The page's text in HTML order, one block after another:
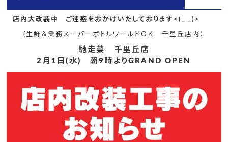
店内大改装中 ご迷惑をおかけいたしております<(_ _)>
(生鮮＆業務スーパーボトルワールドＯＫ 千里丘店内）
馳走菜 千里丘店
2月1日(水) 朝9時よりGRAND OPEN